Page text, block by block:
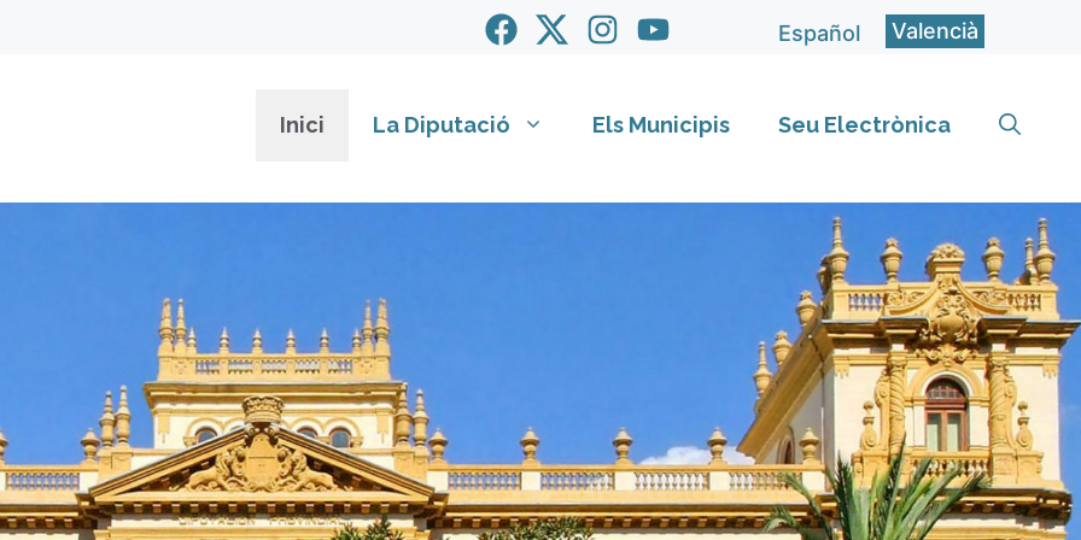
Español Valencià
Inici La Diputació Els Municipis Seu Electrònica